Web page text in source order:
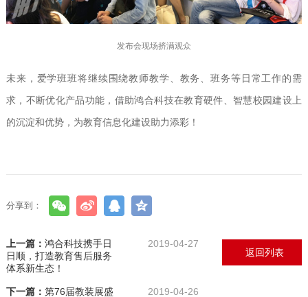
发布会现场挤满观众
未来，爱学班班将继续围绕教师教学、教务、班务等日常工作的需
求，不断优化产品功能，借助鸿合科技在教育硬件、智慧校园建设上
的沉淀和优势，为教育信息化建设助力添彩！
分享到：
上一篇： 鸿合科技携手日
日顺，打造教育售后服务
体系新生态！
2019-04-27
下一篇： 第76届教装展盛
2019-04-26
返回列表